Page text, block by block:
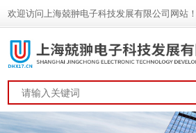
欢迎访问上海兢翀电子科技发展有限公司网站！